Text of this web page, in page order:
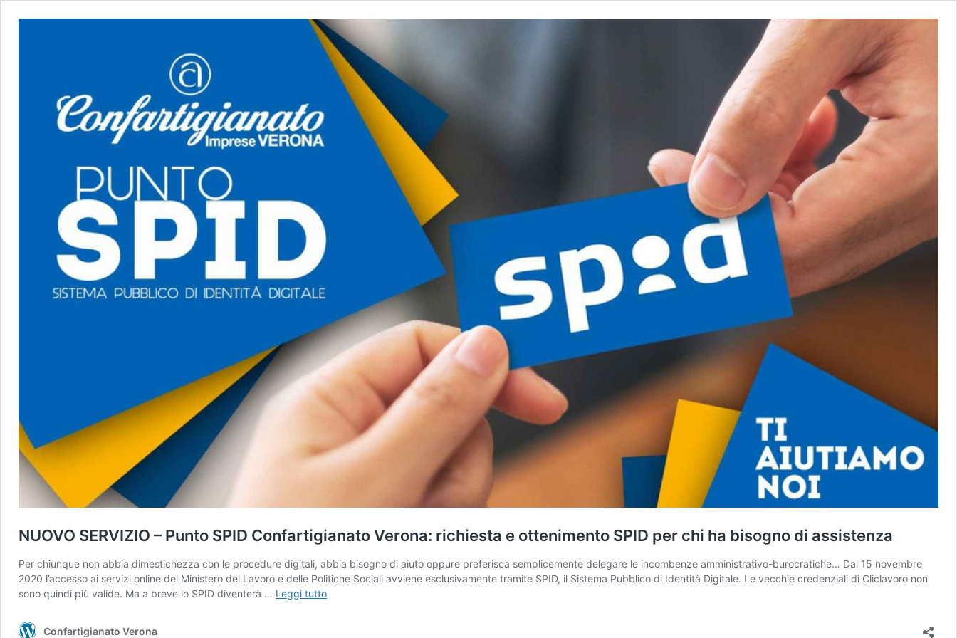
NUOVO SERVIZIO – Punto SPID Confartigianato Verona: richiesta e ottenimento SPID per chi ha bisogno di assistenza
Per chiunque non abbia dimestichezza con le procedure digitali, abbia bisogno di aiuto oppure preferisca semplicemente delegare le incombenze amministrativo-burocratiche… Dal 15 novembre
2020 l’accesso ai servizi online del Ministero del Lavoro e delle Politiche Sociali avviene esclusivamente tramite SPID, il Sistema Pubblico di Identità Digitale. Le vecchie credenziali di Cliclavoro non
sono quindi più valide. Ma a breve lo SPID diventerà … Leggi tuttoNUOVO
Confartigianato Verona